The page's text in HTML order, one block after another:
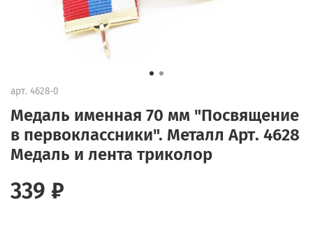
арт. 4628-0
Медаль именная 70 мм "Посвящение
в первоклассники". Металл Арт. 4628
Медаль и лента триколор
339 ₽